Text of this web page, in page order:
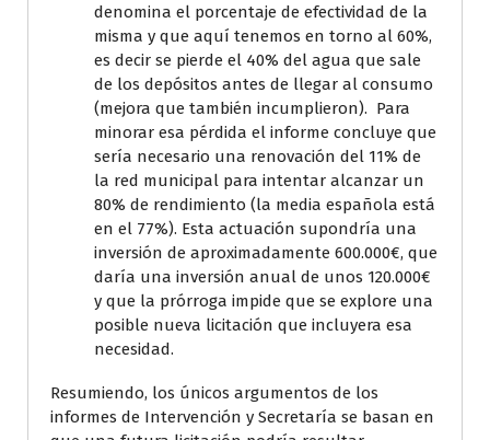
denomina el porcentaje de efectividad de la
misma y que aquí tenemos en torno al 60%,
es decir se pierde el 40% del agua que sale
de los depósitos antes de llegar al consumo
(mejora que también incumplieron). Para
minorar esa pérdida el informe concluye que
sería necesario una renovación del 11% de
la red municipal para intentar alcanzar un
80% de rendimiento (la media española está
en el 77%). Esta actuación supondría una
inversión de aproximadamente 600.000€, que
daría una inversión anual de unos 120.000€
y que la prórroga impide que se explore una
posible nueva licitación que incluyera esa
necesidad.
Resumiendo, los únicos argumentos de los
informes de Intervención y Secretaría se basan en